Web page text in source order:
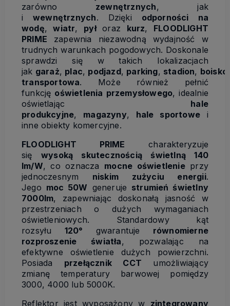
zarówno zewnętrznych, jak
iwewnętrznych. Dzięki odporności na
wodę,wiatr, pyłoraz kurz, FLOODLIGHT
PRIME zapewnia niezawodną wydajność w
trudnych warunkach pogodowych. Doskonale
sprawdzi się w takich lokalizacjach
jak garaż, plac, podjazd, parking, stadion, boisko
transportowa. Może również pełnić
funkcję oświetlenia przemysłowego, idealnie
oświetlając hale
produkcyjne, magazyny, hale sportowe i
inne obiekty komercyjne.
FLOODLIGHT PRIME charakteryzuje
się wysoką skutecznością świetlną 140
lm/W, co oznacza mocne oświetlenieprzy
jednoczesnym niskim zużyciu energii.
Jego moc 50W generuje strumień świetlny
7000lm, zapewniając doskonałą jasność w
przestrzeniach o dużych wymaganiach
oświetleniowych. Standardowy kąt
rozsyłu 120° gwarantuje równomierne
rozproszenie światła, pozwalając na
efektywne oświetlenie dużych powierzchni.
Posiada przełącznik CCT umożliwiający
zmianę temperatury barwowej pomiędzy
3000, 4000 lub 5000K.
Reflektor jest wyposażony w zintegrowany